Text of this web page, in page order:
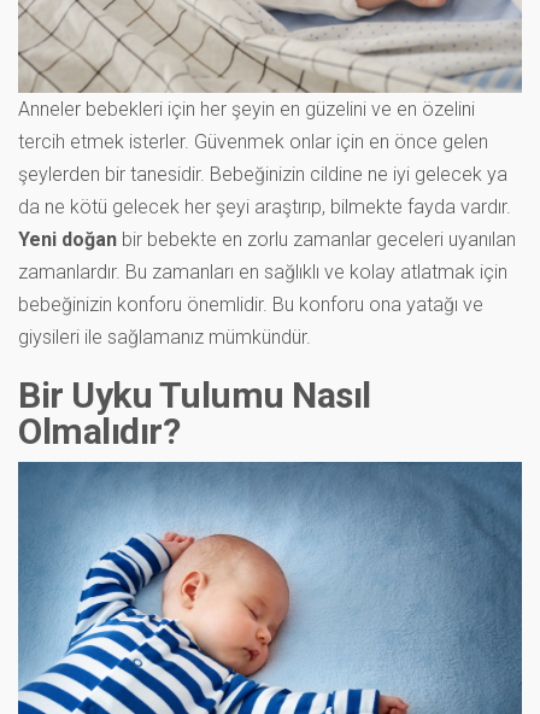
Anneler bebekleri için her şeyin en güzelini ve en özelini
tercih etmek isterler. Güvenmek onlar için en önce gelen
şeylerden bir tanesidir. Bebeğinizin cildine ne iyi gelecek ya
da ne kötü gelecek her şeyi araştırıp, bilmekte fayda vardır.
Yeni doğan bir bebekte en zorlu zamanlar geceleri uyanılan
zamanlardır. Bu zamanları en sağlıklı ve kolay atlatmak için
bebeğinizin konforu önemlidir. Bu konforu ona yatağı ve
giysileri ile sağlamanız mümkündür.
Bir Uyku Tulumu Nasıl
Olmalıdır?